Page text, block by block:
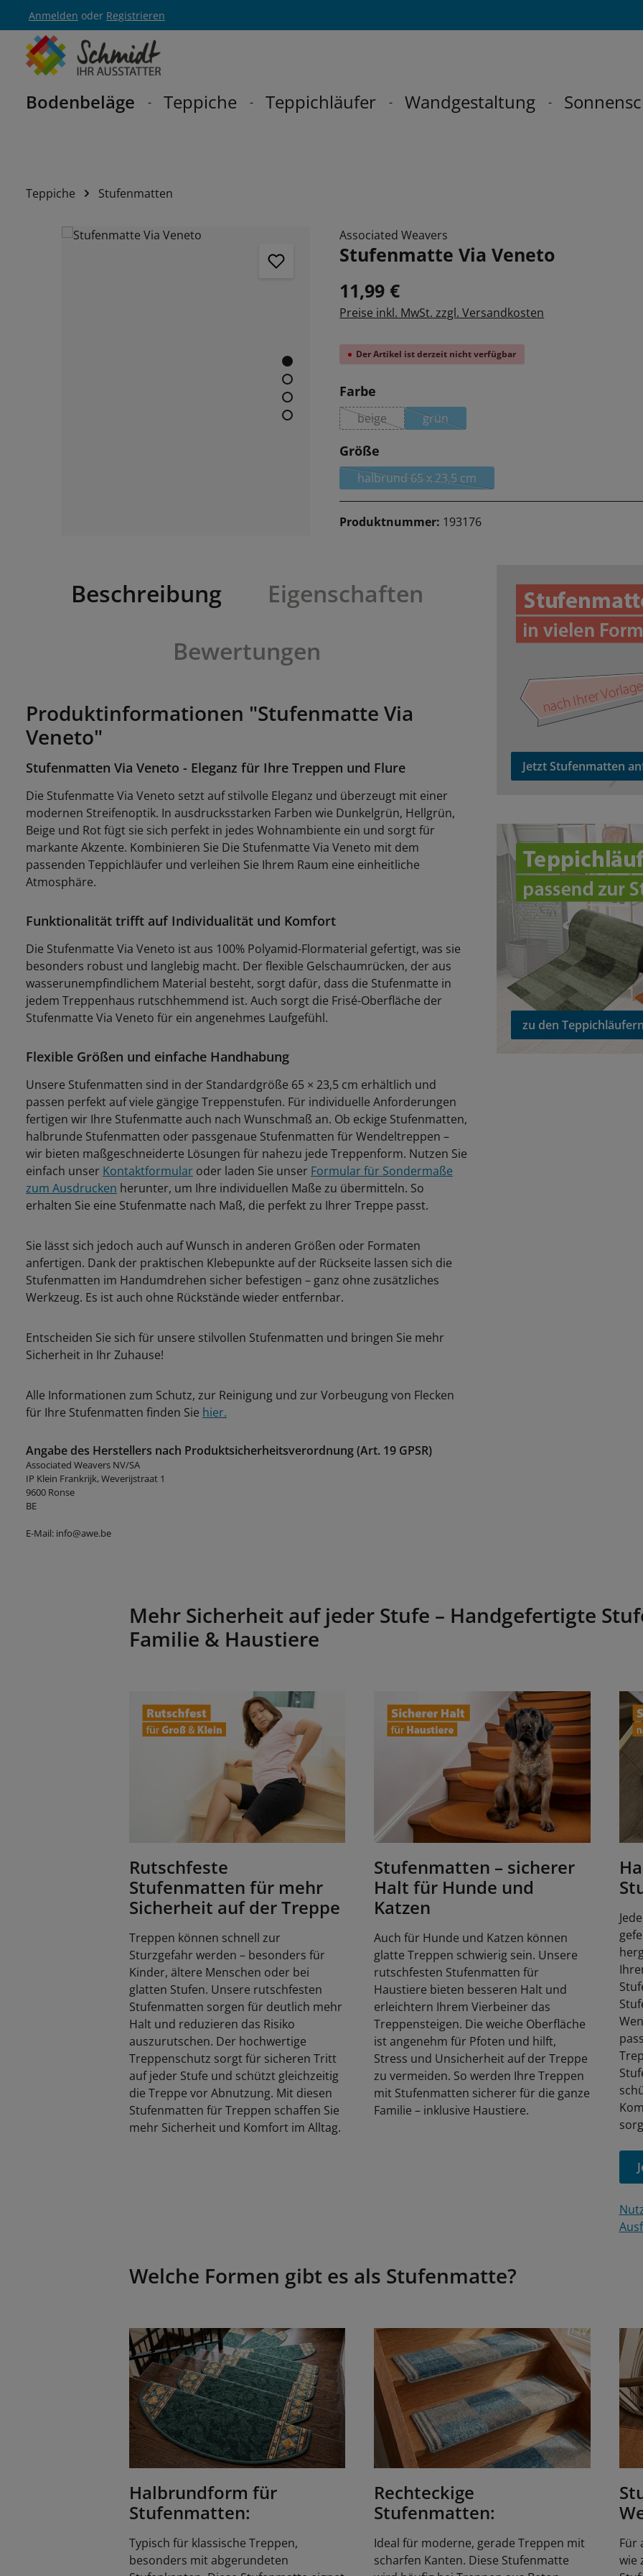
Hauptnavigation springen
Anmelden oder Registrieren
Bodenbeläge Teppiche Teppichläufer Wandgestaltung
Teppiche Stufenmatten
Bildergalerie überspringen Associated Weavers
Stufenmatte Via Veneto
11,99 €
Preise inkl. MwSt. zzgl. Versandkosten
Der Artikel ist derzeit nicht verfügbar
Farbe
beige(Diese Option ist zurzeit nicht verfügbar.)
grün(Diese Option ist zurzeit nicht verfügbar.)
Größe
halbrund 65 x 23,5 cm(Diese Option ist zurzeit nicht verfügbar.)
Produktnummer: 193176
Beschreibung
Eigenschaften
Bewertungen
Produktinformationen "Stufenmatte Via
Veneto"
Stufenmatten Via Veneto - Eleganz für Ihre Treppen und Flure
Die Stufenmatte Via Veneto setzt auf stilvolle Eleganz und überzeugt mit einer
modernen Streifenoptik. In ausdrucksstarken Farben wie Dunkelgrün, Hellgrün,
Beige und Rot fügt sie sich perfekt in jedes Wohnambiente ein und sorgt für
markante Akzente. Kombinieren Sie Die Stufenmatte Via Veneto mit dem
passenden Teppichläufer und verleihen Sie Ihrem Raum eine einheitliche
Atmosphäre.
Funktionalität trifft auf Individualität und Komfort
Die Stufenmatte Via Veneto ist aus 100% Polyamid-Flormaterial gefertigt, was sie
besonders robust und langlebig macht. Der flexible Gelschaumrücken, der aus
wasserunempfindlichem Material besteht, sorgt dafür, dass die Stufenmatte in
jedem Treppenhaus rutschhemmend ist. Auch sorgt die Frisé-Oberfläche der
Stufenmatte Via Veneto für ein angenehmes Laufgefühl.
Flexible Größen und einfache Handhabung
Unsere Stufenmatten sind in der Standardgröße 65 × 23,5 cm erhältlich und
passen perfekt auf viele gängige Treppenstufen. Für individuelle Anforderungen
fertigen wir Ihre Stufenmatte auch nach Wunschmaß an. Ob eckige Stufenmatten,
halbrunde Stufenmatten oder passgenaue Stufenmatten für Wendeltreppen –
wir bieten maßgeschneiderte Lösungen für nahezu jede Treppenform. Nutzen Sie
einfach unser Kontaktformular oder laden Sie unser Formular für Sondermaße
zum Ausdrucken herunter, um Ihre individuellen Maße zu übermitteln. So
erhalten Sie eine Stufenmatte nach Maß, die perfekt zu Ihrer Treppe passt.
Sie lässt sich jedoch auch auf Wunsch in anderen Größen oder Formaten
anfertigen. Dank der praktischen Klebepunkte auf der Rückseite lassen sich die
Stufenmatten im Handumdrehen sicher befestigen – ganz ohne zusätzliches
Werkzeug. Es ist auch ohne Rückstände wieder entfernbar.
Entscheiden Sie sich für unsere stilvollen Stufenmatten und bringen Sie mehr
Sicherheit in Ihr Zuhause!
Alle Informationen zum Schutz, zur Reinigung und zur Vorbeugung von Flecken
für Ihre Stufenmatten finden Sie hier.
Angabe des Herstellers nach Produktsicherheitsverordnung (Art. 19 GPSR)
Associated Weavers NV/SA
IP Klein Frankrijk, Weverijstraat 1
9600 Ronse
BE
E-Mail: info@awe.be
Jetzt Stufenmatten
zu den Teppichläufern
zu den
Mehr Sicherheit auf jeder Stufe – Handgefertigte
Familie & Haustiere
Rutschfeste
Stufenmatten für mehr
Sicherheit auf der Treppe
Treppen können schnell zur
Sturzgefahr werden – besonders für
Kinder, ältere Menschen oder bei
glatten Stufen. Unsere rutschfesten
Stufenmatten sorgen für deutlich mehr
Halt und reduzieren das Risiko
auszurutschen. Der hochwertige
Treppenschutz sorgt für sicheren Tritt
auf jeder Stufe und schützt gleichzeitig
die Treppe vor Abnutzung. Mit diesen
Stufenmatten für Treppen schaffen Sie
mehr Sicherheit und Komfort im Alltag.
Stufenmatten – sicherer
Halt für Hunde und
Katzen
Auch für Hunde und Katzen können
glatte Treppen schwierig sein. Unsere
rutschfesten Stufenmatten für
Haustiere bieten besseren Halt und
erleichtern Ihrem Vierbeiner das
Treppensteigen. Die weiche Oberfläche
ist angenehm für Pfoten und hilft,
Stress und Unsicherheit auf der Treppe
zu vermeiden. So werden Ihre Treppen
mit Stufenmatten sicherer für die ganze
Familie – inklusive Haustiere.
Welche Formen gibt es als Stufenmatte?
Halbrundform für
Stufenmatten:
Typisch für klassische Treppen,
besonders mit abgerundeten
Rechteckige
Stufenmatten:
Ideal für moderne, gerade Treppen mit
scharfen Kanten. Diese Stufenmatte
Für
wie